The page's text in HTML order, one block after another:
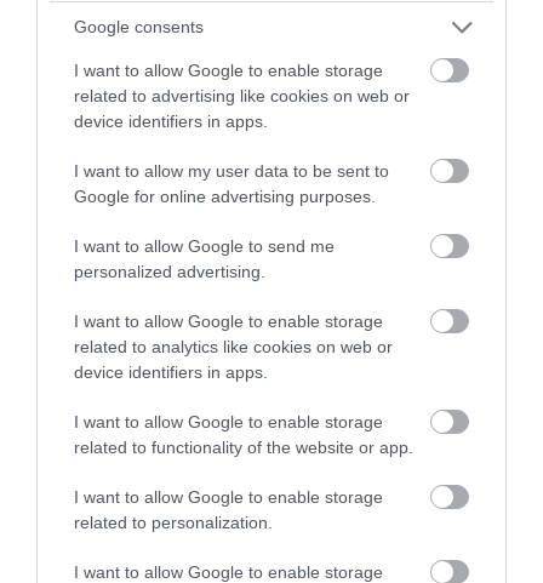
Google consents
I want to allow Google to enable storage
related to advertising like cookies on web or
device identifiers in apps.
I want to allow my user data to be sent to
Google for online advertising purposes.
I want to allow Google to send me
personalized advertising.
I want to allow Google to enable storage
related to analytics like cookies on web or
device identifiers in apps.
I want to allow Google to enable storage
related to functionality of the website or app.
I want to allow Google to enable storage
related to personalization.
I want to allow Google to enable storage
PRONEWS.GR /ΕΣΩΤΕΡΙΚΗ ΑΣΦΑΛΕΙΑ
Βρετανίδα που μέθυσε με την ανήλικη
κόρη της και προκάλεσε επεισόδιο – Τι
07.08.2026 | 21:55